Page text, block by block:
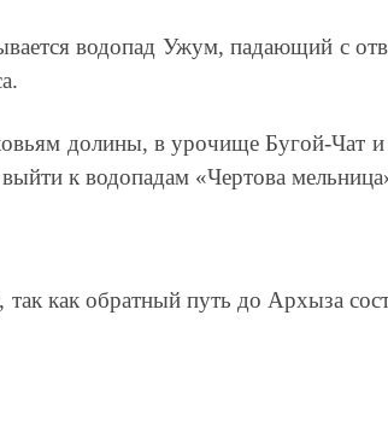
водопад Ужум, падающий с
долины, в урочище Бугой-Чат
к водопадам «Чертова
как обратный путь до Архыза